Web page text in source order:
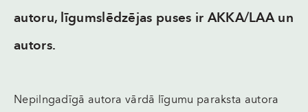
autoru, līgumslēdzējas puses ir AKKA/LAA un
autors.
Nepilngadīgā autora vārdā līgumu paraksta autora